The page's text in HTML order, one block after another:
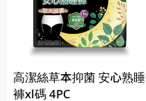
高潔絲草本抑菌 安心熟睡
褲xl碼 4PC